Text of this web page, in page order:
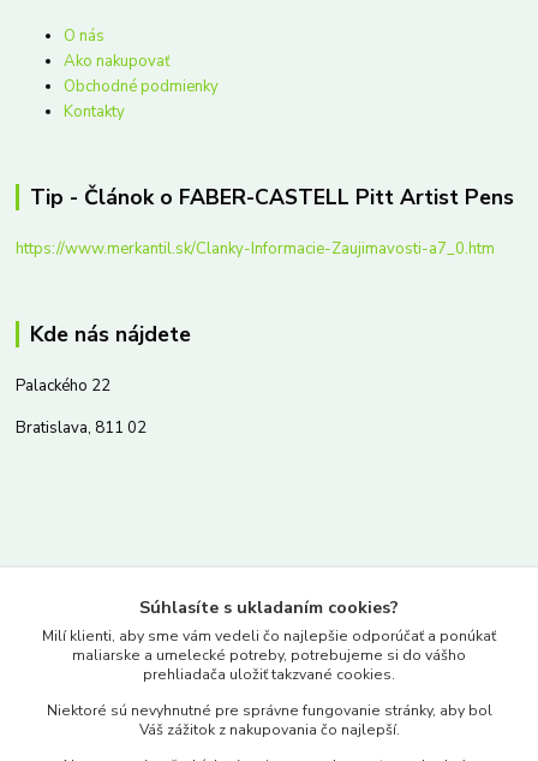
O nás
Ako nakupovať
Obchodné podmienky
Kontakty
Tip - Článok o FABER-CASTELL Pitt Artist Pens
https://www.merkantil.sk/Clanky-Informacie-Zaujimavosti-a7_0.htm
Kde nás nájdete
Palackého 22
Bratislava, 811 02
www.merkantil.sk
Pondelok-Piatok: 9.00-17.00hod.
Súhlasíte s ukladaním cookies?
Milí klienti, aby sme vám vedeli čo najlepšie odporúčať a ponúkať
maliarske a umelecké potreby, potrebujeme si do vášho
prehliadača uložiť takzvané cookies.
Niektoré sú nevyhnutné pre správne fungovanie stránky, aby bol
Váš zážitok z nakupovania čo najlepší.